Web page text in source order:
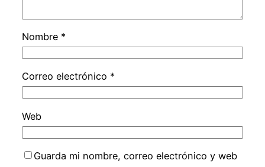
Nombre *
Correo electrónico *
Web
Guarda mi nombre, correo electrónico y web